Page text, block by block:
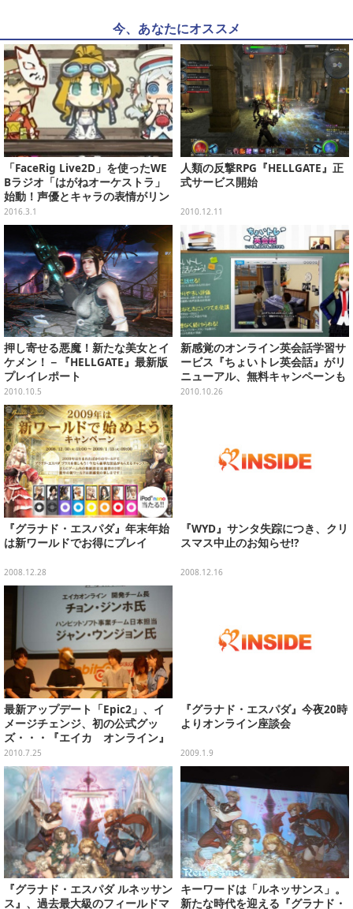
今、あなたにオススメ
「FaceRig Live2D」を使ったWE
Bラジオ「はがねオーケストラ」
始動！声優とキャラの表情がリン
ク
2016.3.1
人類の反撃RPG『HELLGATE』正
式サービス開始
2010.12.11
押し寄せる悪魔！新たな美女とイ
ケメン！－『HELLGATE』最新版
プレイレポート
2010.10.5
新感覚のオンライン英会話学習サ
ービス『ちょいトレ英会話』がリ
ニューアル、無料キャンペーンも
2010.10.26
『グラナド・エスパダ』年末年始
は新ワールドでお得にプレイ
2008.12.28
『WYD』サンタ失踪につき、クリ
スマス中止のお知らせ!?
2008.12.16
最新アップデート「Epic2」、イ
メージチェンジ、初の公式グッ
ズ・・・『エイカ オンライン』
の今後とは？－「HanbitStation2
010」
2010.7.25
『グラナド・エスパダ』今夜20時
よりオンライン座談会
2009.1.9
『グラナド・エスパダ ルネッサン
ス』、過去最大級のフィールドマ
キーワードは「ルネッサンス」。
新たな時代を迎える『グラナド・